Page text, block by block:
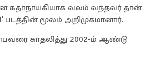
கதாநாயகியாக வலம் வந்தவர் தான்
படத்தின் மூலம் அறிமுகமானார்.
காதலித்து 2002-ம் ஆண்டு